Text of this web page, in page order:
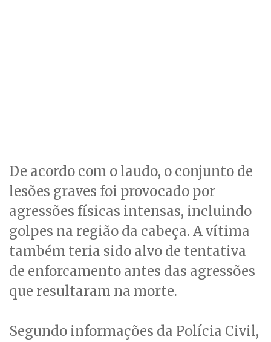
De acordo com o laudo, o conjunto de
lesões graves foi provocado por
agressões físicas intensas, incluindo
golpes na região da cabeça. A vítima
também teria sido alvo de tentativa
de enforcamento antes das agressões
que resultaram na morte.
Segundo informações da Polícia Civil,